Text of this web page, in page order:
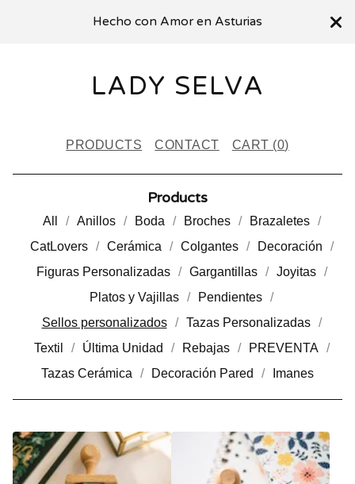
Hecho con Amor en Asturias
LADY SELVA
PRODUCTS CONTACT CART (0)
Products
All Anillos Boda Broches
Brazaletes
CatLovers
Cerámica Colgantes
Decoración
Figuras Personalizadas
Gargantillas
Joyitas
Platos y Vajillas
Pendientes
Sellos personalizados
Tazas Personalizadas
Textil
Última Unidad Rebajas
PREVENTA
Tazas Cerámica
Decoración Pared Imanes
S
E